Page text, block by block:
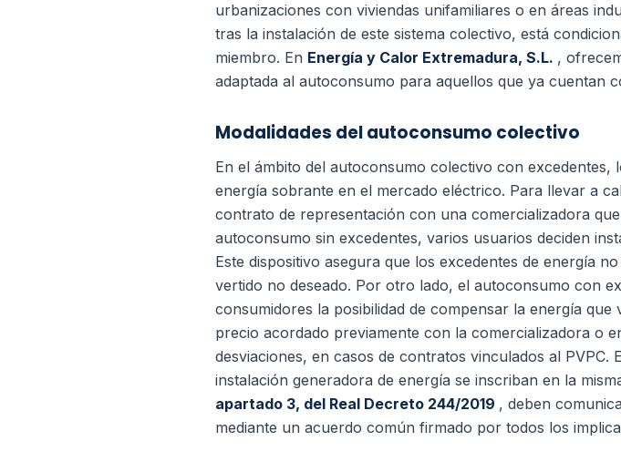
urbanizaciones con viviendas unifamiliares o en áreas
tras la instalación de este sistema colectivo, está
miembro. En Energía y Calor Extremadura, S.L. ,
adaptada al autoconsumo para aquellos que ya cuentan
Modalidades del autoconsumo colectivo
En el ámbito del autoconsumo colectivo con
energía sobrante en el mercado eléctrico. Para llevar a
contrato de representación con una comercializadora
autoconsumo sin excedentes, varios usuarios deciden
Este dispositivo asegura que los excedentes de energía
vertido no deseado. Por otro lado, el autoconsumo con
consumidores la posibilidad de compensar la energía
precio acordado previamente con la comercializadora o
desviaciones, en casos de contratos vinculados al
instalación generadora de energía se inscriban en la
apartado 3, del Real Decreto 244/2019 , deben
mediante un acuerdo común firmado por todos los